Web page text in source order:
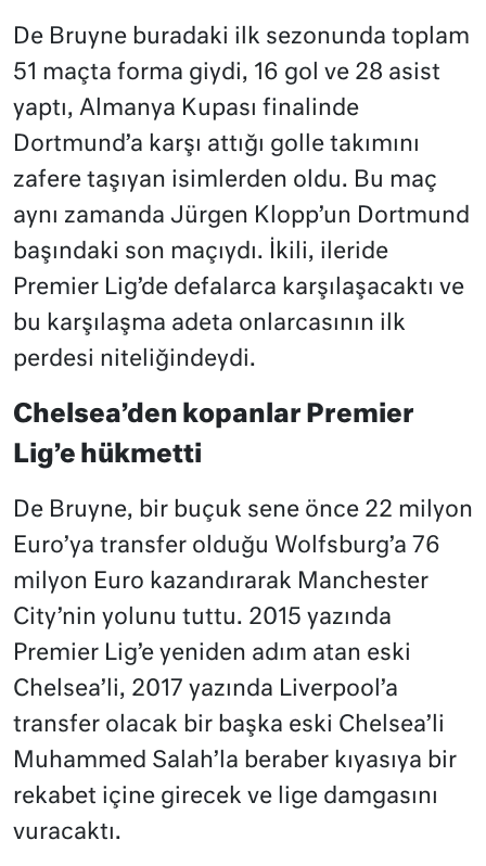
De Bruyne buradaki ilk sezonunda toplam
51 maçta forma giydi, 16 gol ve 28 asist
yaptı, Almanya Kupası finalinde
Dortmund’a karşı attığı golle takımını
zafere taşıyan isimlerden oldu. Bu maç
aynı zamanda Jürgen Klopp’un Dortmund
başındaki son maçıydı. İkili, ileride
Premier Lig’de defalarca karşılaşacaktı ve
bu karşılaşma adeta onlarcasının ilk
perdesi niteliğindeydi.
Chelsea’den kopanlar Premier
Lig’e hükmetti
De Bruyne, bir buçuk sene önce 22 milyon
Euro’ya transfer olduğu Wolfsburg’a 76
milyon Euro kazandırarak Manchester
City’nin yolunu tuttu. 2015 yazında
Premier Lig’e yeniden adım atan eski
Chelsea’li, 2017 yazında Liverpool’a
transfer olacak bir başka eski Chelsea’li
Muhammed Salah’la beraber kıyasıya bir
rekabet içine girecek ve lige damgasını
vuracaktı.